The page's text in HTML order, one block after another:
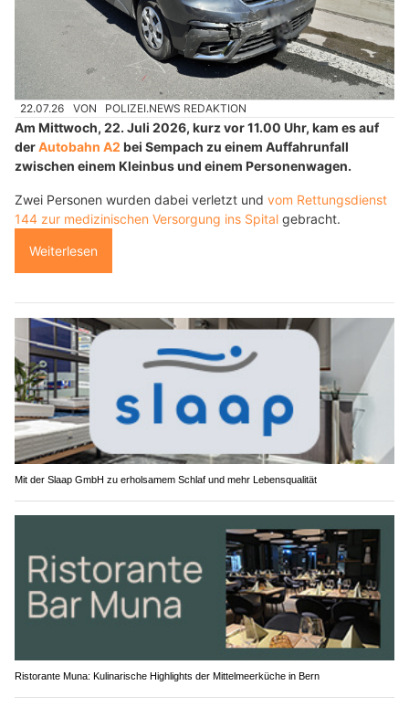
22.07.26 VON POLIZEI.NEWS REDAKTION
Am Mittwoch, 22. Juli 2026, kurz vor 11.00 Uhr, kam es auf
derAutobahn A2 bei Sempach zu einem Auffahrunfall
zwischen einem Kleinbus und einem Personenwagen.
Zwei Personen wurden dabei verletzt und vom Rettungsdienst
144 zur medizinischen Versorgung ins Spital gebracht.
Weiterlesen
Mit der Slaap GmbH zu erholsamem Schlaf und mehr Lebensqualität
Ristorante Muna: Kulinarische Highlights der Mittelmeerküche in Bern